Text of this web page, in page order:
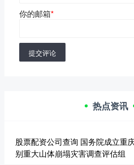
你的邮箱*
提交评论
热点资讯
股票配资公司查询 国务院成立重
别重大山体崩塌灾害调查评估组